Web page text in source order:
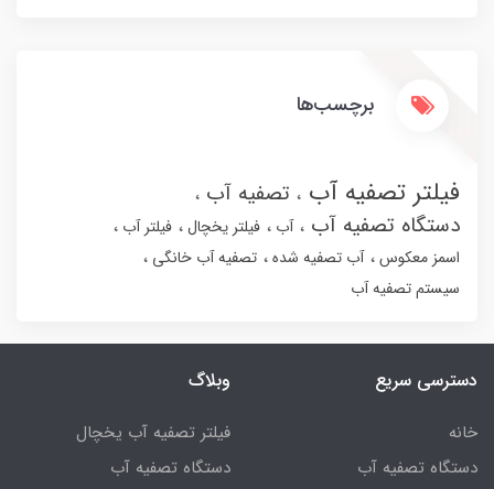
برچسب‌ها
فیلتر تصفیه آب
تصفیه آب
دستگاه تصفیه آب
آب فیلتر یخچال
فیلتر آب
اسمز معکوس
آب تصفیه شده
تصفیه آب خانگی
سیستم تصفیه آب
دسترسی سریع
خانه
دستگاه تصفیه آب
وبلاگ
فیلتر تصفیه آب یخچال
دستگاه تصفیه آب